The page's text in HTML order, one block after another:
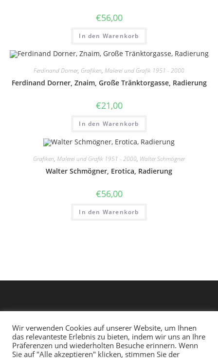
€56,00
In den Warenkorb
Ferdinand Dorner, Grafiken, Malerei und Grafik 1951 - 2000
Ferdinand Dorner, Znaim, Große Tränktorgasse, Radierung
€21,00
In den Warenkorb
Grafiken, Malerei und Grafik 1951 - 2000, Walter Schmögner
Walter Schmögner, Erotica, Radierung
€56,00
In den Warenkorb
Wir verwenden Cookies auf unserer Website, um Ihnen
das relevanteste Erlebnis zu bieten, indem wir uns an Ihre
Präferenzen und wiederholten Besuche erinnern. Wenn
Sie auf "Alle akzeptieren" klicken, stimmen Sie der